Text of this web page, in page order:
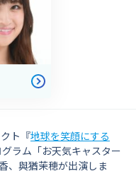
ト『地球を笑顔にする
ラム「お天気キャスター
、與猶茉穂が出演しま